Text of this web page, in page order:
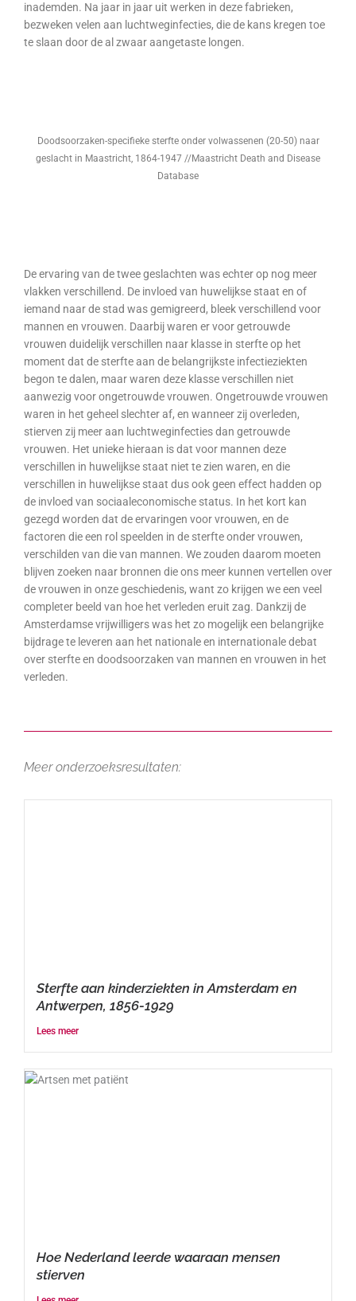
inademden. Na jaar in jaar uit werken in deze fabrieken,
bezweken velen aan luchtweginfecties, die de kans kregen toe
te slaan door de al zwaar aangetaste longen.
Doodsoorzaken-specifieke sterfte onder volwassenen (20-50) naar
geslacht in Maastricht, 1864-1947 //Maastricht Death and Disease
Database
De ervaring van de twee geslachten was echter op nog meer
vlakken verschillend. De invloed van huwelijkse staat en of
iemand naar de stad was gemigreerd, bleek verschillend voor
mannen en vrouwen. Daarbij waren er voor getrouwde
vrouwen duidelijk verschillen naar klasse in sterfte op het
moment dat de sterfte aan de belangrijkste infectieziekten
begon te dalen, maar waren deze klasse verschillen niet
aanwezig voor ongetrouwde vrouwen. Ongetrouwde vrouwen
waren in het geheel slechter af, en wanneer zij overleden,
stierven zij meer aan luchtweginfecties dan getrouwde
vrouwen. Het unieke hieraan is dat voor mannen deze
verschillen in huwelijkse staat niet te zien waren, en die
verschillen in huwelijkse staat dus ook geen effect hadden op
de invloed van sociaaleconomische status. In het kort kan
gezegd worden dat de ervaringen voor vrouwen, en de
factoren die een rol speelden in de sterfte onder vrouwen,
verschilden van die van mannen. We zouden daarom moeten
blijven zoeken naar bronnen die ons meer kunnen vertellen over
de vrouwen in onze geschiedenis, want zo krijgen we een veel
completer beeld van hoe het verleden eruit zag. Dankzij de
Amsterdamse vrijwilligers was het zo mogelijk een belangrijke
bijdrage te leveren aan het nationale en internationale debat
over sterfte en doodsoorzaken van mannen en vrouwen in het
verleden.
Meer onderzoeksresultaten:
Sterfte aan kinderziekten in Amsterdam en
Antwerpen, 1856-1929
Lees meer
Hoe Nederland leerde waaraan mensen
stierven